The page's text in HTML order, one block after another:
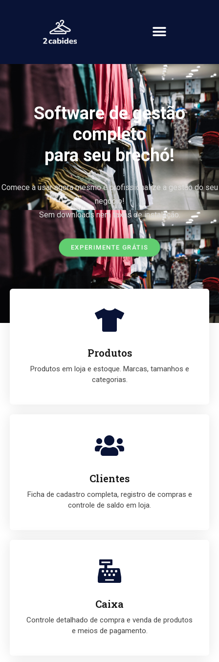
Software de gestão
completo
para seu brechó!
Comece a usar agora mesmo e profissionalize a gestão do seu
negócio!
Sem downloads nem taxas de instalação.
EXPERIMENTE GRÁTIS
Produtos
Produtos em loja e estoque. Marcas, tamanhos e
categorias.
Clientes
Ficha de cadastro completa, registro de compras e
controle de saldo em loja.
Caixa
Controle detalhado de compra e venda de produtos
e meios de pagamento.